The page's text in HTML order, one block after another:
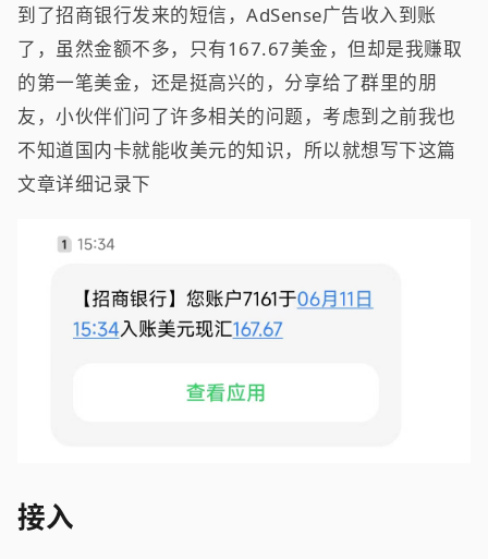
到了招商银行发来的短信，AdSense广告收入到账
了，虽然金额不多，只有167.67美金，但却是我赚取
的第一笔美金，还是挺高兴的，分享给了群里的朋
友，小伙伴们问了许多相关的问题，考虑到之前我也
不知道国内卡就能收美元的知识，所以就想写下这篇
文章详细记录下
接入